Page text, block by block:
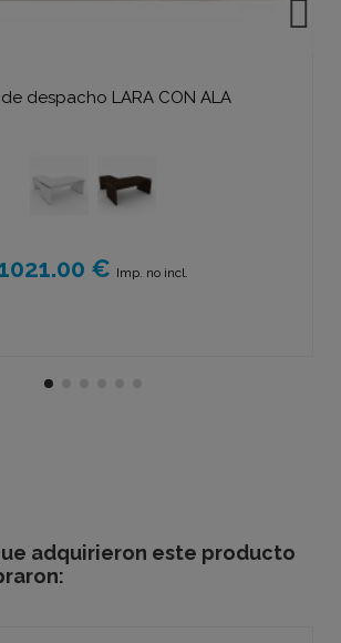
despacho LARA CON ALA
€ Imp. no incl.
adquirieron este producto